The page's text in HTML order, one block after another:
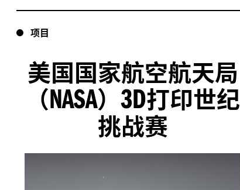
项目
美国国家航空航天局
（NASA） 3D打印世纪
挑战赛